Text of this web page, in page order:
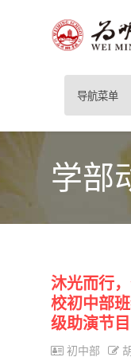
导航菜单
学部
沐光而行
校初中部
级助演节
初中部